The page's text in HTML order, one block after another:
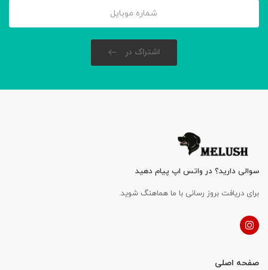
اشتراک در
سوالی دارید؟ در واتس اپ پیام دهید
برای دریافت بروز رسانی با ما هماهنگ شوید.
صفحه اصلی